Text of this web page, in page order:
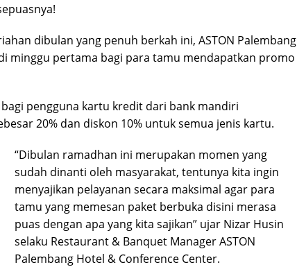
dibulan yang penuh berkah ini, ASTON Palembang
minggu pertama bagi para tamu mendapatkan promo
pengguna kartu kredit dari bank mandiri
20% dan diskon 10% untuk semua jenis kartu.
“Dibulan ramadhan ini merupakan momen yang
sudah dinanti oleh masyarakat, tentunya kita ingin
menyajikan pelayanan secara maksimal agar para
tamu yang memesan paket berbuka disini merasa
puas dengan apa yang kita sajikan” ujar Nizar Husin
selaku Restaurant & Banquet Manager ASTON
Palembang Hotel & Conference Center.